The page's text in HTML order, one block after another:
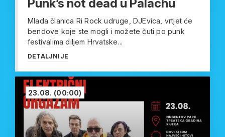
Punk’s not dead u Palachu
Mlada članica Ri Rock udruge, DJEvica, vrtjet će
bendove koje ste mogli i možete čuti po punk
festivalima diljem Hrvatske...
DETALJNIJE
23.08. (00:00)